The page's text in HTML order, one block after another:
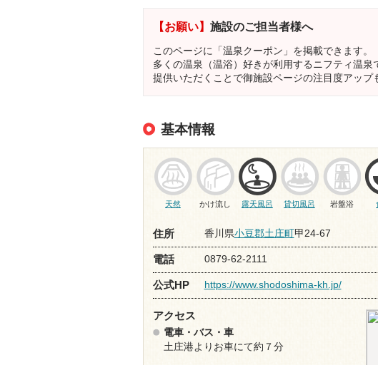
【お願い】 施設のご担当者様へ
このページに「温泉クーポン」を掲載できます。
多くの温泉（温浴）好きが利用するニフティ温泉
提供いただくことで御施設ページの注目度アップ
基本情報
天然 かけ流し 露天風呂 貸切風呂 岩盤浴
住所 香川県小豆郡土庄町甲24-67
電話 0879-62-2111
公式HP https://www.shodoshima-kh.jp/
アクセス
電車・バス・車
土庄港よりお車にて約７分